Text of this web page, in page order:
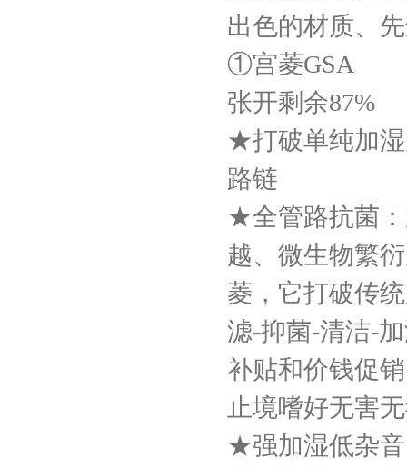
出色的材质、
①宫菱GSA
张开剩余87%
★打破单纯加
路链
★全管路抗菌：
越、微生物繁
菱，它打破传
滤-抑菌-清洁-
补贴和价钱促
止境嗜好无害
★强加湿低杂音